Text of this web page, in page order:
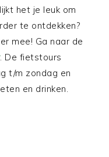
het je leuk om
te ontdekken?
mee! Ga naar de
. De fietstours
t/m zondag en
en drinken.